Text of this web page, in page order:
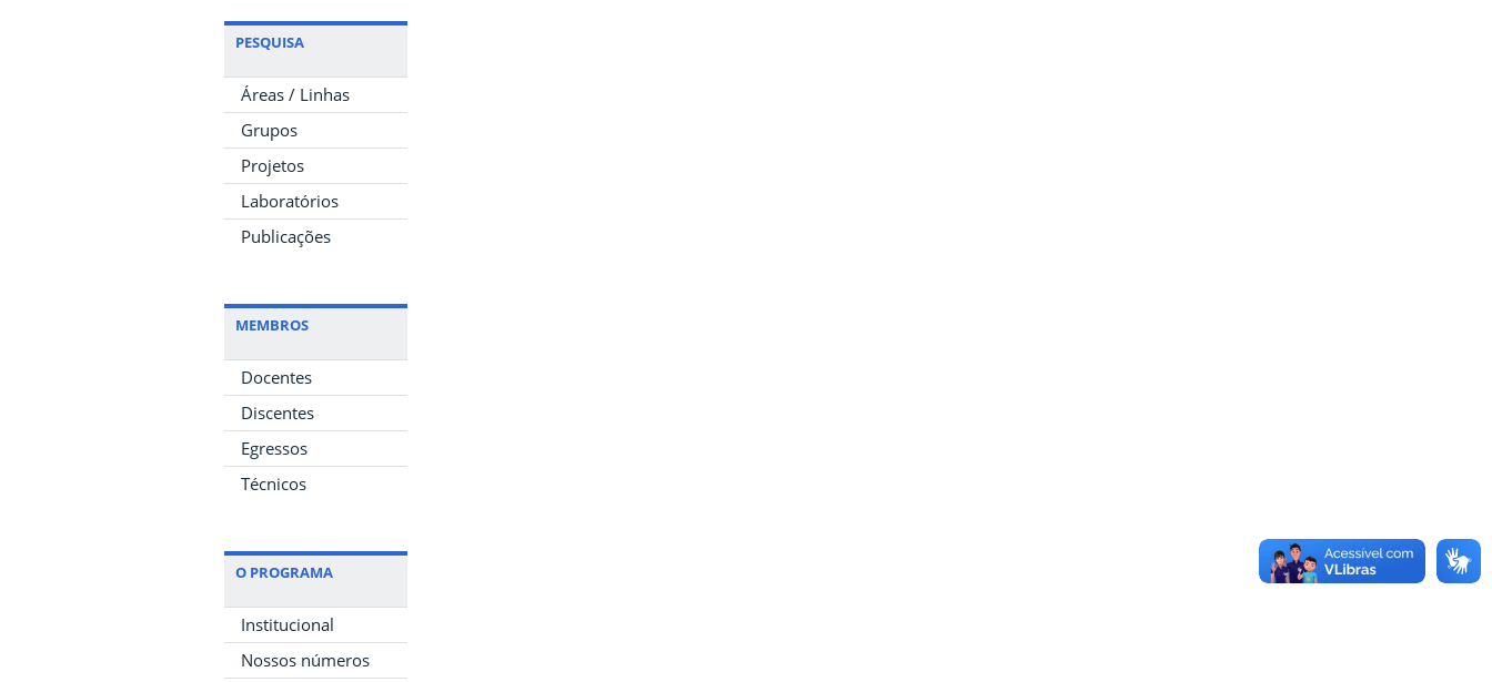
PESQUISA
Áreas / Linhas
Grupos
Projetos
Laboratórios
Publicações
MEMBROS
Docentes
Discentes
Egressos
Técnicos
O PROGRAMA
Institucional
Nossos números